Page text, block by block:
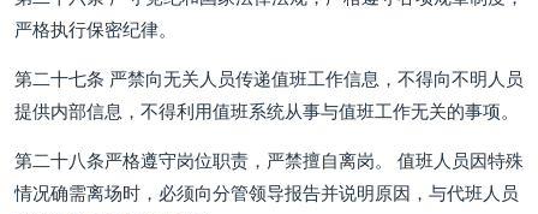
严格执行保密纪律。
第二十七条 严禁向无关人员传递值班工作信息，不得向不明人员
提供内部信息，不得利用值班系统从事与值班工作无关的事项。
第二十八条严格遵守岗位职责，严禁擅自离岗。 值班人员因特殊
情况确需离场时，必须向分管领导报告并说明原因，与代班人员